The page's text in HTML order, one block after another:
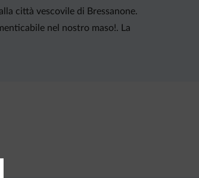
città vescovile di Bressanone.
nel nostro maso!. La